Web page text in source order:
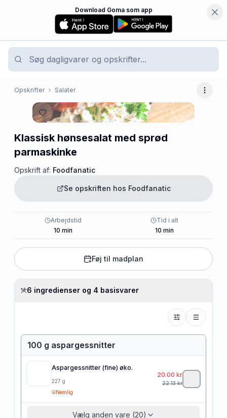
Download Goma som app
Opskrifter Salater Flere
Klassisk hønsesalat med sprød
parmaskinke
Opskrift af: Foodfanatic
Se opskriften hos Foodfanatic
Arbejdstid
10 min
Tid i alt
10 min
Føj til madplan
6 ingredienser og 4 basisvarer
100 g aspargessnitter
Aspargessnitter (fine) øko.
227 g
Nemlig
20.00 kr
22.13kr
Vælg anden vare (20)